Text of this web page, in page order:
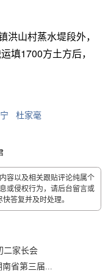
山村蒸水堤段外，
填1700方土方后，
杜家毫
容以及相关跟贴评论纯属个
或侵权行为，请后台留言或
答复并及时处理。
二家长会
省第三届...